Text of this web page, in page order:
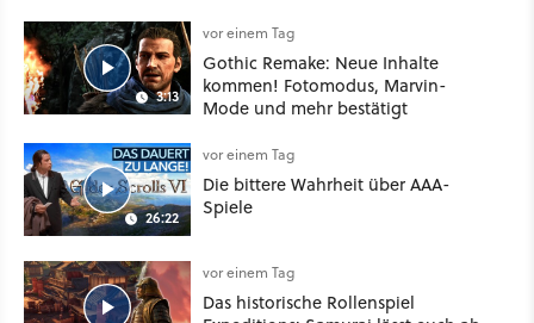
3:13
vor einem Tag
Gothic Remake: Neue Inhalte
kommen! Fotomodus, Marvin-
Mode und mehr bestätigt
26:22
vor einem Tag
Die bittere Wahrheit über AAA-
Spiele
vor einem Tag
Das historische Rollenspiel